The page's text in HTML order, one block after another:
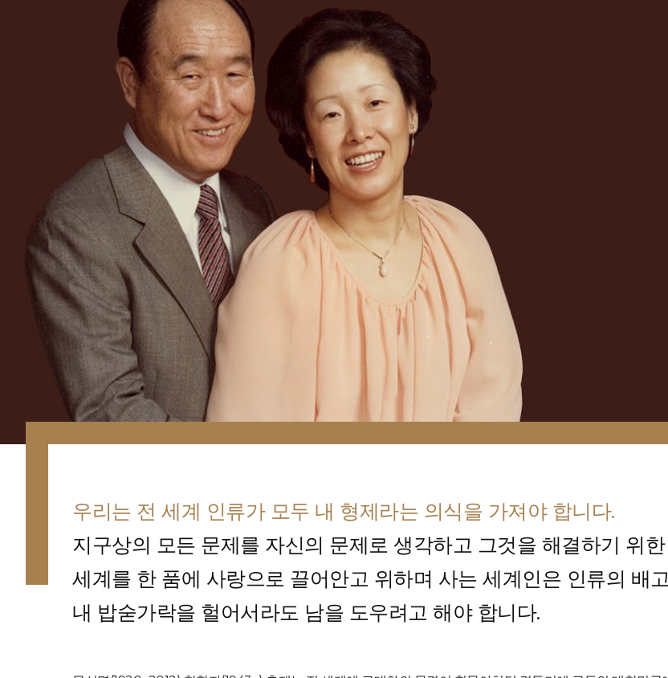
우리는 전 세계 인류가 모두 내 형제라는 의식을 가져야 합니다.
지구상의 모든 문제를 자신의 문제로 생각하고 그것을 해결하기 위
세계를 한 품에 사랑으로 끌어안고 위하며 사는 세계인은 인류의 배
내 밥숟가락을 헐어서라도 남을 도우려고 해야 합니다.